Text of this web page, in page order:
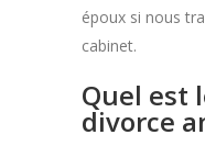
époux si nous
cabinet.
Quel est
divorce